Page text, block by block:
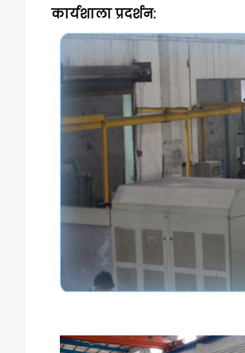
कार्यशाला प्रदर्शन: